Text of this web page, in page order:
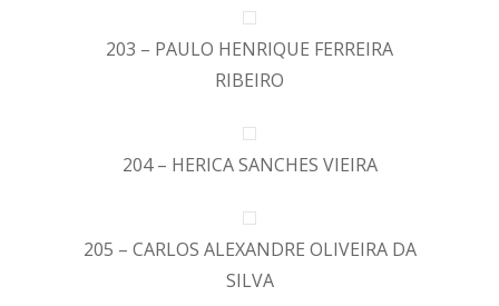
203 – PAULO HENRIQUE FERREIRA
RIBEIRO
204 – HERICA SANCHES VIEIRA
205 – CARLOS ALEXANDRE OLIVEIRA DA
SILVA